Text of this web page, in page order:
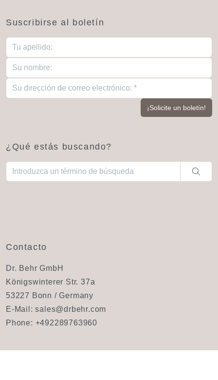
Suscribirse al boletín
¿Qué estás buscando?
Cuando hay resultados autocompletados, puedes utilizar
Contacto
Dr. Behr GmbH
Königswinterer Str. 37a
53227 Bonn / Germany
E-Mail:sales@drbehr.com
Phone: +492289763960